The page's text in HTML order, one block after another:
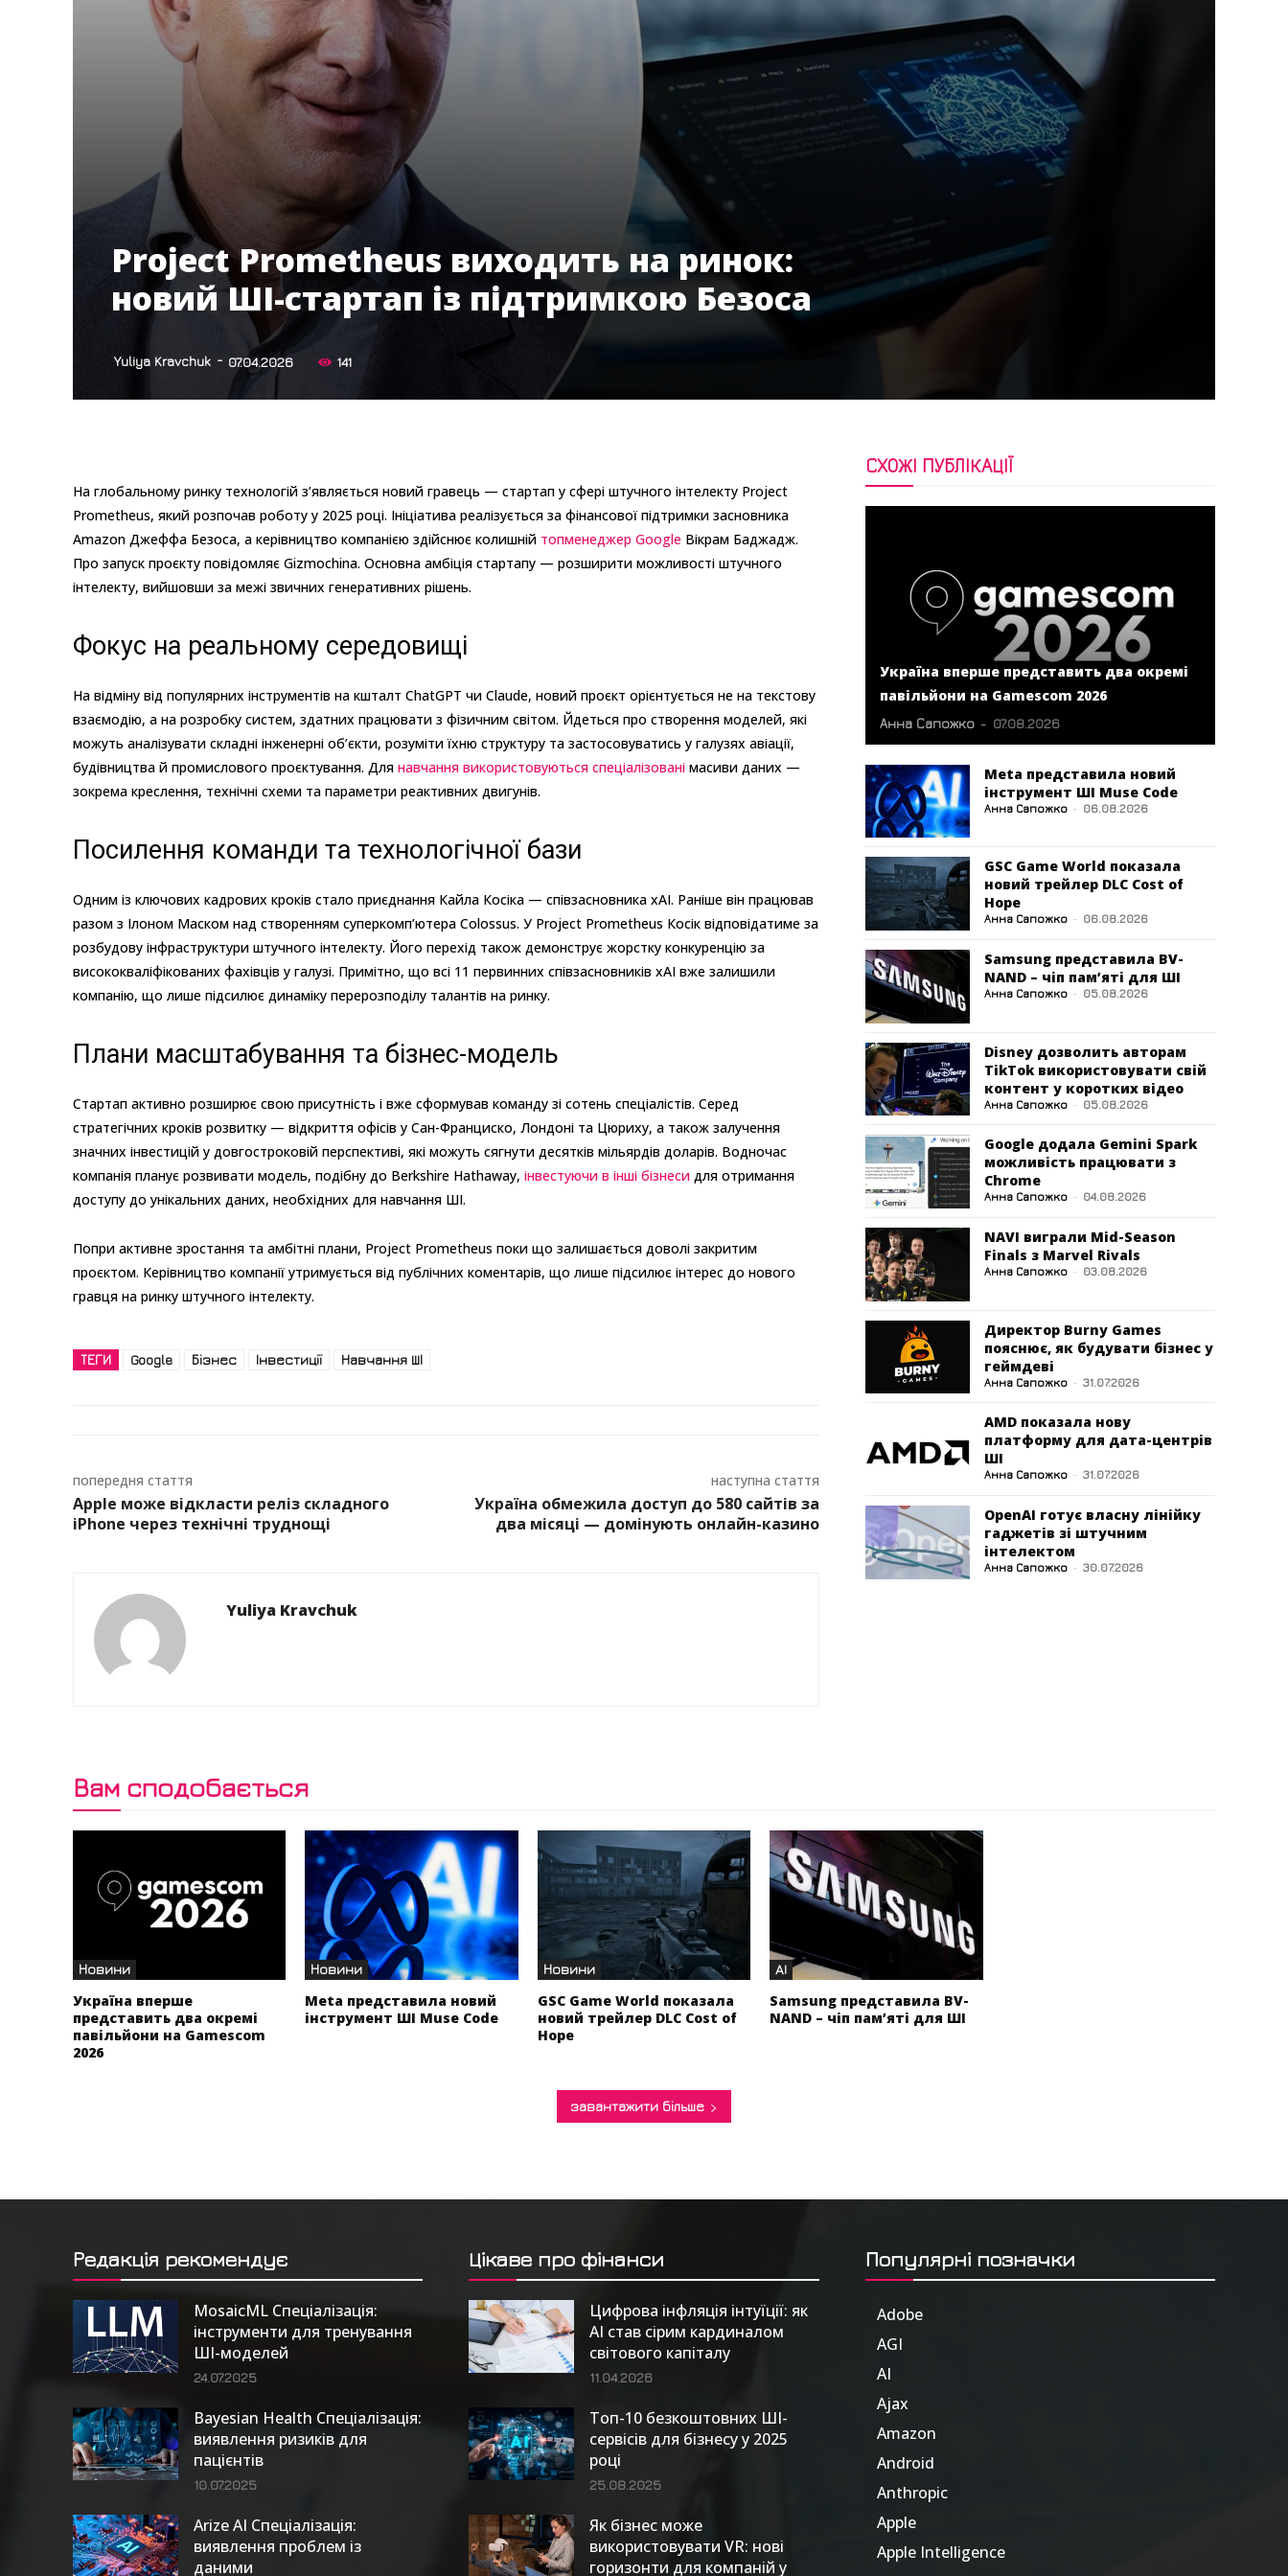
Project Prometheus виходить на ринок:
новий ШІ-стартап із підтримкою Безоса
Yuliya Kravchuk - 07.04.2026 141
На глобальному ринку технологій з’являється новий гравець — стартап у сфері штучного інтелекту Project
Prometheus, який розпочав роботу у 2025 році. Ініціатива реалізується за фінансової підтримки засновника
Amazon Джеффа Безоса, а керівництво компанією здійснює колишній топменеджер Google Вікрам Баджадж.
Про запуск проєкту повідомляє Gizmochina. Основна амбіція стартапу — розширити можливості штучного
інтелекту, вийшовши за межі звичних генеративних рішень.
Фокус на реальному середовищі
На відміну від популярних інструментів на кшталт ChatGPT чи Claude, новий проєкт орієнтується не на текстову
взаємодію, а на розробку систем, здатних працювати з фізичним світом. Йдеться про створення моделей, які
можуть аналізувати складні інженерні об’єкти, розуміти їхню структуру та застосовуватись у галузях авіації,
будівництва й промислового проєктування. Для навчання використовуються спеціалізовані масиви даних —
зокрема креслення, технічні схеми та параметри реактивних двигунів.
Посилення команди та технологічної бази
Одним із ключових кадрових кроків стало приєднання Кайла Косіка — співзасновника xAI. Раніше він працював
разом з Ілоном Маском над створенням суперкомп’ютера Colossus. У Project Prometheus Косік відповідатиме за
розбудову інфраструктури штучного інтелекту. Його перехід також демонструє жорстку конкуренцію за
висококваліфікованих фахівців у галузі. Примітно, що всі 11 первинних співзасновників xAI вже залишили
компанію, що лише підсилює динаміку перерозподілу талантів на ринку.
Плани масштабування та бізнес-модель
Стартап активно розширює свою присутність і вже сформував команду зі сотень спеціалістів. Серед
стратегічних кроків розвитку — відкриття офісів у Сан-Франциско, Лондоні та Цюриху, а також залучення
значних інвестицій у довгостроковій перспективі, які можуть сягнути десятків мільярдів доларів. Водночас
компанія планує розвивати модель, подібну до Berkshire Hathaway, інвестуючи в інші бізнеси для отримання
доступу до унікальних даних, необхідних для навчання ШІ.
Попри активне зростання та амбітні плани, Project Prometheus поки що залишається доволі закритим
проєктом. Керівництво компанії утримується від публічних коментарів, що лише підсилює інтерес до нового
гравця на ринку штучного інтелекту.
ТЕГИ Google Бізнес Інвестиції Навчання ШІ
попередня стаття
Apple може відкласти реліз складного
iPhone через технічні труднощі
наступна стаття
Україна обмежила доступ до 580 сайтів за
два місяці — домінують онлайн-казино
Yuliya Kravchuk
СХОЖІ ПУБЛІКАЦІЇ
Україна вперше представить два окремі
павільйони на Gamescom 2026
Анна Сапожко - 07.08.2026
Meta представила новий
інструмент ШІ Muse Code
Анна Сапожко - 06.08.2026
GSC Game World показала
новий трейлер DLC Cost of
Hope
Анна Сапожко - 06.08.2026
Samsung представила BV-
NAND – чіп пам’яті для ШІ
Анна Сапожко - 05.08.2026
Disney дозволить авторам
TikTok використовувати свій
контент у коротких відео
Анна Сапожко - 05.08.2026
Google додала Gemini Spark
можливість працювати з
Chrome
Анна Сапожко - 04.08.2026
NAVI виграли Mid-Season
Finals з Marvel Rivals
Анна Сапожко - 03.08.2026
Директор Burny Games
пояснює, як будувати бізнес у
геймдеві
Анна Сапожко - 31.07.2026
AMD показала нову
платформу для дата-центрів
ШІ
Анна Сапожко - 31.07.2026
OpenAI готує власну лінійку
гаджетів зі штучним
інтелектом
Анна Сапожко - 30.07.2026
Вам сподобається
Новини
Україна вперше
представить два окремі
павільйони на Gamescom
2026
Новини
Meta представила новий
інструмент ШІ Muse Code
Новини
GSC Game World показала
новий трейлер DLC Cost of
Hope
AI
Samsung представила BV-
NAND – чіп пам’яті для ШІ
завантажити більше
Редакція рекомендує
MosaicML Спеціалізація:
інструменти для тренування
ШІ-моделей
24.07.2025
Bayesian Health Спеціалізація:
виявлення ризиків для
пацієнтів
10.07.2025
Arize AI Спеціалізація:
виявлення проблем із
даними
Цікаве про фінанси
Цифрова інфляція інтуїції: як
AI став сірим кардиналом
світового капіталу
11.04.2026
Топ-10 безкоштовних ШІ-
сервісів для бізнесу у 2025
році
25.08.2025
Як бізнес може
використовувати VR: нові
горизонти для компаній у
Популярні позначки
Adobe
AGI
AI
Ajax
Amazon
Android
Anthropic
Apple
Apple Intelligence